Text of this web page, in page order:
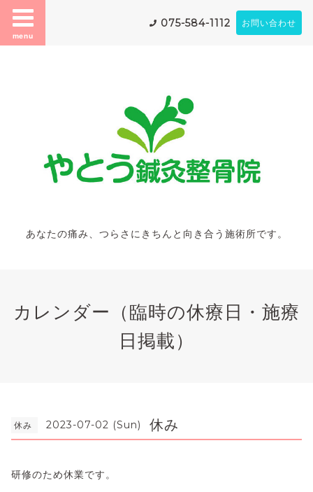
menu
075-584-1112 お問い合わせ
あなたの痛み、つらさにきちんと向き合う施術所です。
カレンダー（臨時の休療日・施療
日掲載）
休み 2023-07-02 (Sun) 休み
研修のため休業です。